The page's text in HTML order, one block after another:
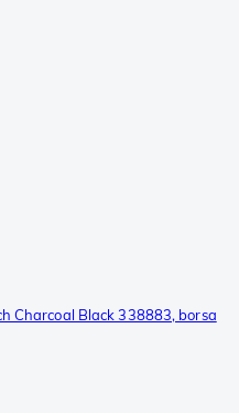
Charcoal Black 338883, borsa